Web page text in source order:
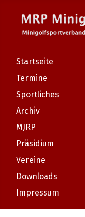
Startseite
Termine
Sportliches
Archiv
MJRP
Präsidium
Vereine
Downloads
Impressum